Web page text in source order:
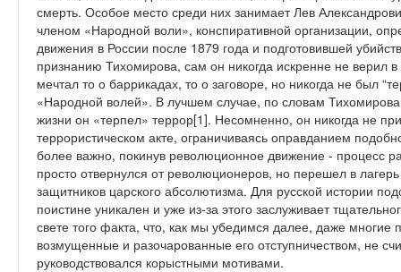
смерть. Особое место среди них занимает Лев
членом «Народной воли», конспиративной организации,
движения в России после 1879 года и подготовившей
признанию Тихомирова, сам он никогда искренне не верил
мечтал то о баррикадах, то о заговоре, но никогда не был
«Народной волей». В лучшем случае, по словам
жизни он «терпел» террор[1]. Несомненно, он никогда не
террористическом акте, ограничиваясь оправданием
более важно, покинув революционное движение - процесс
просто отвернулся от революционеров, но перешел в
защитников царского абсолютизма. Для русской истории
поистине уникален и уже из-за этого заслуживает
свете того факта, что, как мы убедимся далее, даже
возмущенные и разочарованные его отступничеством, не
руководствовался корыстными мотивами.